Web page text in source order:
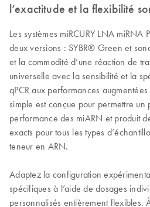
l’exactitude et la flexibilité
Les systèmes miRCURY LNA miRNA
deux versions : SYBR® Green et
et la commodité d’une réaction de
universelle avec la sensibilité et la
qPCR aux performances
simple est conçue pour permettre un
performance des miARN et produit
exacts pour tous les types
teneur en ARN.
Adaptez la configuration
spécifiques à l’aide de dosages
personnalisés entièrement flexibles.